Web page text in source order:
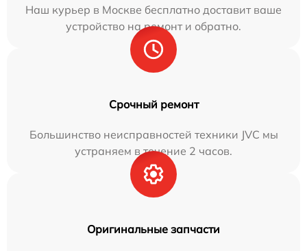
Наш курьер в Москве бесплатно доставит ваше
устройство на ремонт и обратно.
Срочный ремонт
Большинство неисправностей техники JVC мы
устраняем в течение 2 часов.
Оригинальные запчасти